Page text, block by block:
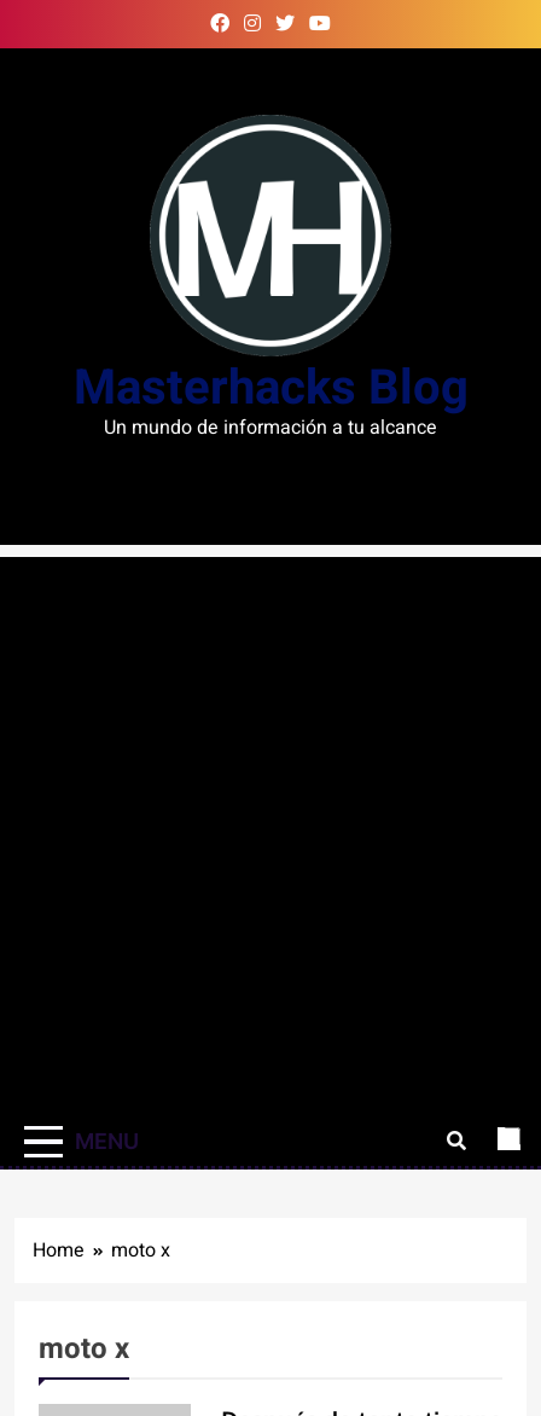
to
Masterhacks Blog
Un mundo de información a tu alcance
MENU
Home moto x
moto x